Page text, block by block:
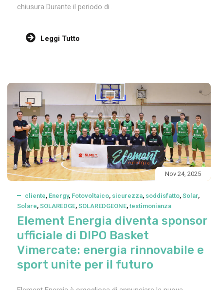
chiusura Durante il periodo di...
Leggi Tutto
Nov 24, 2025
cliente, Energy, Fotovoltaico, sicurezza, soddisfatto, Solar,
Solare, SOLAREDGE, SOLAREDGEONE, testimonianza
Element Energia diventa sponsor
ufficiale di DIPO Basket
Vimercate: energia rinnovabile e
sport unite per il futuro